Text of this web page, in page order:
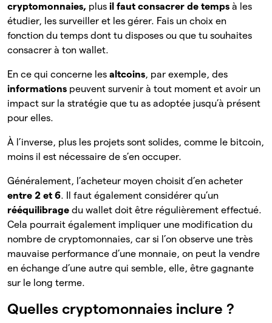
cryptomonnaies, plus il faut consacrer de temps à les
étudier, les surveiller et les gérer. Fais un choix en
fonction du temps dont tu disposes ou que tu souhaites
consacrer à ton wallet.
En ce qui concerne les altcoins, par exemple, des
informations peuvent survenir à tout moment et avoir un
impact sur la stratégie que tu as adoptée jusqu’à présent
pour elles.
À l’inverse, plus les projets sont solides, comme le bitcoin,
moins il est nécessaire de s’en occuper.
Généralement, l’acheteur moyen choisit d’en acheter
entre 2 et 6. Il faut également considérer qu’un
rééquilibrage du wallet doit être régulièrement effectué.
Cela pourrait également impliquer une modification du
nombre de cryptomonnaies, car si l’on observe une très
mauvaise performance d’une monnaie, on peut la vendre
en échange d’une autre qui semble, elle, être gagnante
sur le long terme.
Quelles cryptomonnaies inclure ?